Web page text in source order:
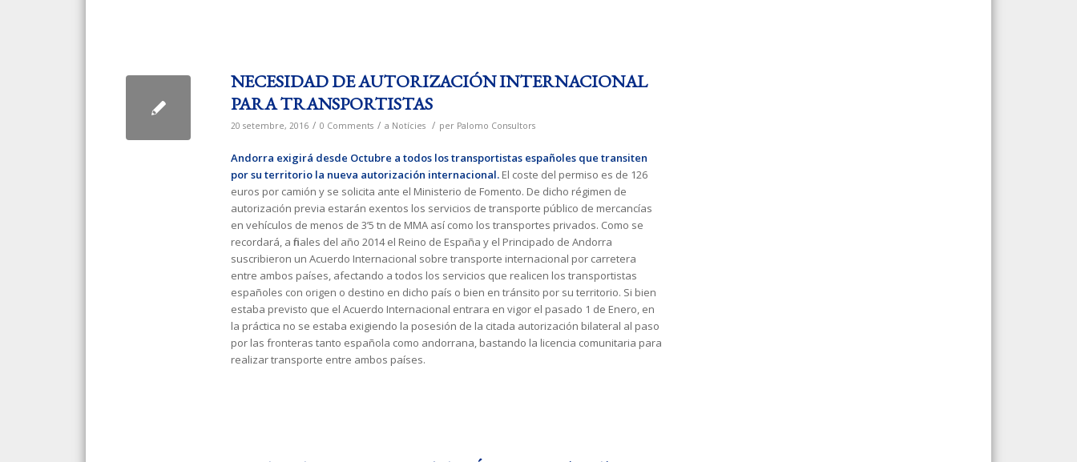
NECESIDAD DE AUTORIZACIÓN INTERNACIONAL
PARA TRANSPORTISTAS
20 setembre, 2016 / 0 Comments / a Notícies / per Palomo Consultors
Andorra exigirá desde Octubre a todos los transportistas españoles que transiten
por su territorio la nueva autorización internacional. El coste del permiso es de 126
euros por camión y se solicita ante el Ministerio de Fomento. De dicho régimen de
autorización previa estarán exentos los servicios de transporte público de mercancías
en vehículos de menos de 3’5 tn de MMA así como los transportes privados. Como se
recordará, a finales del año 2014 el Reino de España y el Principado de Andorra
suscribieron un Acuerdo Internacional sobre transporte internacional por carretera
entre ambos países, afectando a todos los servicios que realicen los transportistas
españoles con origen o destino en dicho país o bien en tránsito por su territorio. Si bien
estaba previsto que el Acuerdo Internacional entrara en vigor el pasado 1 de Enero, en
la práctica no se estaba exigiendo la posesión de la citada autorización bilateral al paso
por las fronteras tanto española como andorrana, bastando la licencia comunitaria para
realizar transporte entre ambos países.